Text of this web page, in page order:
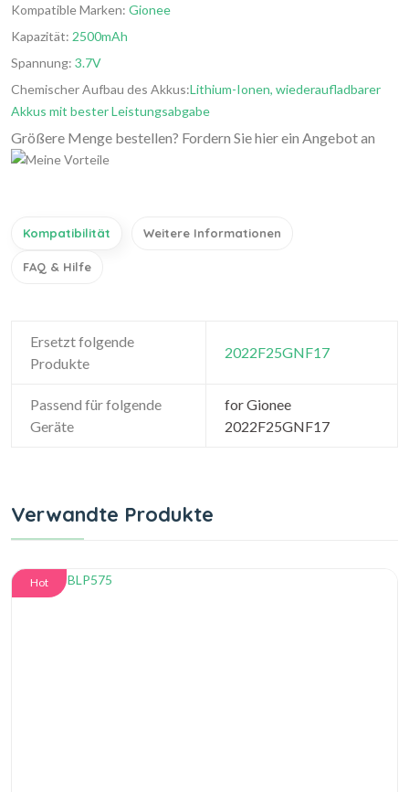
Kompatible Marken: Gionee
Kapazität: 2500mAh
Spannung: 3.7V
Chemischer Aufbau des Akkus:Lithium-Ionen, wiederaufladbarer
Akkus mit bester Leistungsabgabe
Größere Menge bestellen? Fordern Sie hier ein Angebot an
Kompatibilität Weitere Informationen
FAQ & Hilfe
Ersetzt folgende
Produkte
2022F25GNF17
Passend für folgende
Geräte
for Gionee
2022F25GNF17
Verwandte Produkte
Hot